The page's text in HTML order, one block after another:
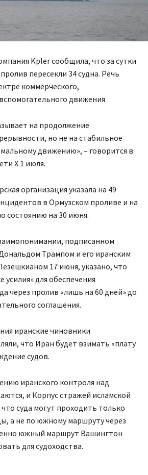
Kpler сообщила, что за сутки
пересекли 34 судна. Речь
коммерческого,
движения.
на продолжение
но не на стабильное
движению», – говорится в
X 1 июля.
организация указала на 49
в Ормузском проливе и на
состоянию на 30 июня.
подписанном
Трампом и его иранским
17 июня, указано, что
для обеспечения
через пролив «лишь на 60 дней» до
соглашения.
иранские чиновники
что Иран будет взимать «плату
судов.
иранского контроля над
и Корпус стражей исламской
суда могут проходить только
а не по южному маршруту через
южный маршрут Вашингтон
для судоходства.